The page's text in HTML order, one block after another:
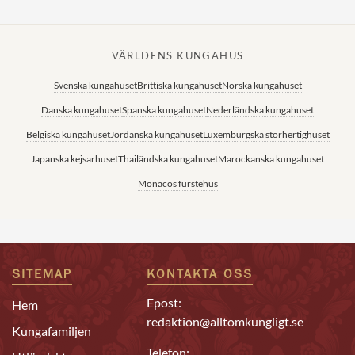
VÄRLDENS KUNGAHUS
Svenska kungahusetBrittiska kungahusetNorska kungahuset
Danska kungahusetSpanska kungahusetNederländska kungahuset
Belgiska kungahusetJordanska kungahusetLuxemburgska storhertighuset
Japanska kejsarhusetThailändska kungahusetMarockanska kungahuset
Monacos furstehus
SITEMAP
Hem
Kungafamiljen
KONTAKTA OSS
Epost:
redaktion@alltomkungligt.se